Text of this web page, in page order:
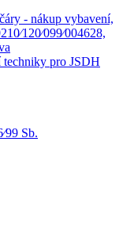
- nákup vybavení,
techniky pro JSDH
Sb.